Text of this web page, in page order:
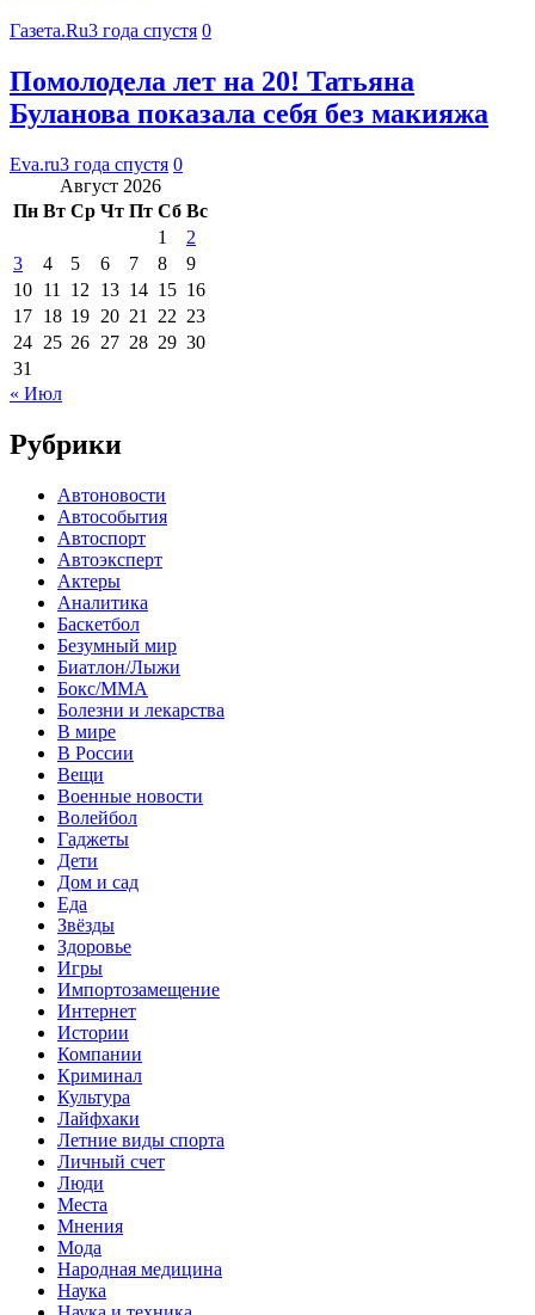
Газета.Ru3 года спустя 0
Помолодела лет на 20! Татьяна
Буланова показала себя без макияжа
Eva.ru3 года спустя 0
Август 2026
Пн Вт Ср Чт Пт Сб Вс
1
2
3
4 5 6 7 8
9
10 11 12 13 14 15 16
17 18 19 20 21 22 23
24 25 26 27 28 29 30
31
« Июл
Рубрики
Автоновости
Автособытия
Автоспорт
Автоэксперт
Актеры
Аналитика
Баскетбол
Безумный мир
Биатлон/Лыжи
Бокс/MMA
Болезни и лекарства
В мире
В России
Вещи
Военные новости
Волейбол
Гаджеты
Дети
Дом и сад
Еда
Звёзды
Здоровье
Игры
Импортозамещение
Интернет
Истории
Компании
Криминал
Культура
Лайфхаки
Летние виды спорта
Личный счет
Люди
Места
Мнения
Мода
Народная медицина
Наука